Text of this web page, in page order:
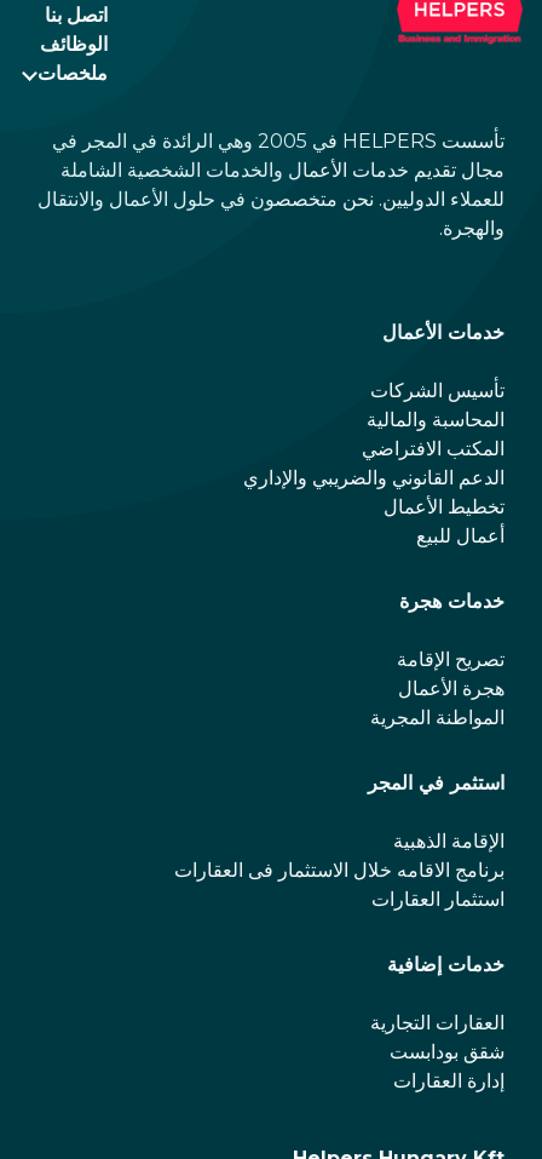
اتصل بنا
الوظائف
ملخصات
تأسست HELPERS في 2005 وهي الرائدة في المجر في
مجال تقديم خدمات الأعمال والخدمات الشخصية الشاملة
للعملاء الدوليين. نحن متخصصون في حلول الأعمال والانتقال
والهجرة.
خدمات الأعمال
تأسيس الشركات
المحاسبة والمالية
المكتب الافتراضي
الدعم القانوني والضريبي والإداري
تخطيط الأعمال
أعمال للبيع
خدمات هجرة
تصريح الإقامة
هجرة الأعمال
المواطنة المجرية
استثمر في المجر
الإقامة الذهبية
برنامج الاقامه خلال الاستثمار فی العقارات
استثمار العقارات
خدمات إضافية
العقارات التجارية
شقق بودابست
إدارة العقارات